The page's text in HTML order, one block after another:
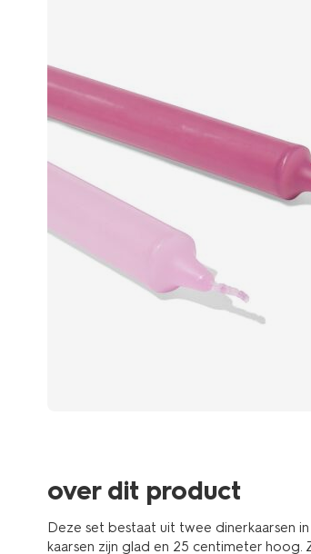
over dit product
Deze set bestaat uit twee dinerkaarsen
kaarsen zijn glad en 25 centimeter